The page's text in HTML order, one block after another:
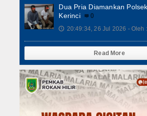
Dua Pria Diamankan
Kerinci
0
🕔 20:49:34, 26 Jul 2026 - Oleh
Read More